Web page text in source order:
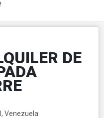
DE
Venezuela